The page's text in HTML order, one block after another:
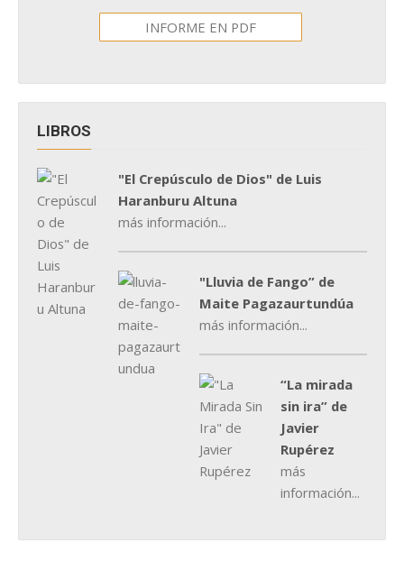
INFORME EN PDF
LIBROS
"El Crepúsculo de Dios" de Luis
Haranburu Altuna
más información...
"Lluvia de Fango” de
Maite Pagazaurtundúa
más información...
“La mirada
sin ira” de
Javier
Rupérez
más
información...